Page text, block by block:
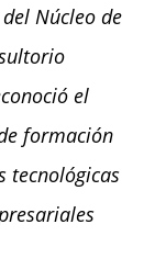
Núcleo de
el
formación
tecnológicas